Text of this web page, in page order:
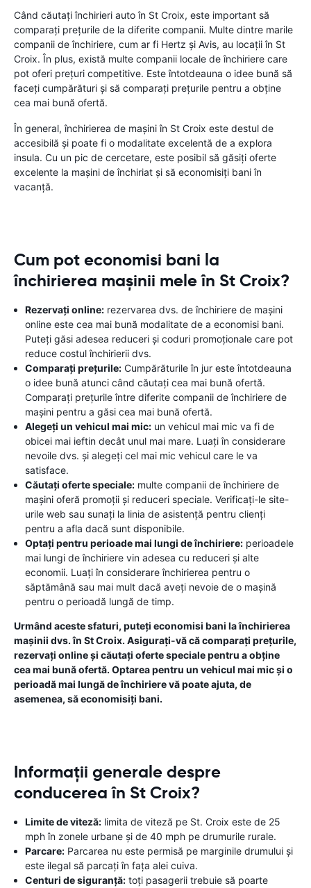
Când căutați închirieri auto în St Croix, este important să
comparați prețurile de la diferite companii. Multe dintre marile
companii de închiriere, cum ar fi Hertz și Avis, au locații în St
Croix. În plus, există multe companii locale de închiriere care
pot oferi prețuri competitive. Este întotdeauna o idee bună să
faceți cumpărături și să comparați prețurile pentru a obține
cea mai bună ofertă.
În general, închirierea de mașini în St Croix este destul de
accesibilă și poate fi o modalitate excelentă de a explora
insula. Cu un pic de cercetare, este posibil să găsiți oferte
excelente la mașini de închiriat și să economisiți bani în
vacanță.
Cum pot economisi bani la
închirierea mașinii mele în St Croix?
Rezervați online: rezervarea dvs. de închiriere de mașini
online este cea mai bună modalitate de a economisi bani.
Puteți găsi adesea reduceri și coduri promoționale care pot
reduce costul închirierii dvs.
Comparați prețurile: Cumpărăturile în jur este întotdeauna
o idee bună atunci când căutați cea mai bună ofertă.
Comparați prețurile între diferite companii de închiriere de
mașini pentru a găsi cea mai bună ofertă.
Alegeți un vehicul mai mic: un vehicul mai mic va fi de
obicei mai ieftin decât unul mai mare. Luați în considerare
nevoile dvs. și alegeți cel mai mic vehicul care le va
satisface.
Căutați oferte speciale: multe companii de închiriere de
mașini oferă promoții și reduceri speciale. Verificați-le site-
urile web sau sunați la linia de asistență pentru clienți
pentru a afla dacă sunt disponibile.
Optați pentru perioade mai lungi de închiriere: perioadele
mai lungi de închiriere vin adesea cu reduceri și alte
economii. Luați în considerare închirierea pentru o
săptămână sau mai mult dacă aveți nevoie de o mașină
pentru o perioadă lungă de timp.
Urmând aceste sfaturi, puteți economisi bani la închirierea
mașinii dvs. în St Croix. Asigurați-vă că comparați prețurile,
rezervați online și căutați oferte speciale pentru a obține
cea mai bună ofertă. Optarea pentru un vehicul mai mic și o
perioadă mai lungă de închiriere vă poate ajuta, de
asemenea, să economisiți bani.
Informații generale despre
conducerea în St Croix?
Limite de viteză: limita de viteză pe St. Croix este de 25
mph în zonele urbane și de 40 mph pe drumurile rurale.
Parcare: Parcarea nu este permisă pe marginile drumului și
este ilegal să parcați în fața alei cuiva.
Centuri de siguranță: toți pasagerii trebuie să poarte